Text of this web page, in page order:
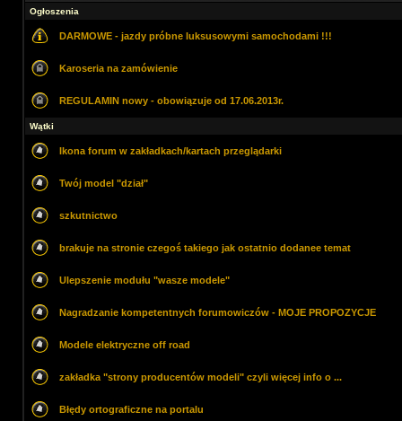
Ogłoszenia
DARMOWE - jazdy próbne luksusowymi samochodami !!!
Karoseria na zamówienie
REGULAMIN nowy - obowiązuje od 17.06.2013r.
Wątki
Ikona forum w zakładkach/kartach przeglądarki
Twój model "dział"
szkutnictwo
brakuje na stronie czegoś takiego jak ostatnio dodanee temat
Ulepszenie modułu "wasze modele"
Nagradzanie kompetentnych forumowiczów - MOJE PROPOZYCJE
Modele elektryczne off road
zakładka "strony producentów modeli" czyli więcej info o ...
Błędy ortograficzne na portalu